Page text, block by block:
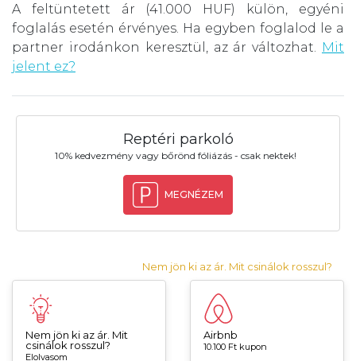
A feltüntetett ár (41.000 HUF) külön, egyéni
foglalás esetén érvényes. Ha egyben foglalod le a
partner irodánkon keresztül, az ár változhat. Mit
jelent ez?
Reptéri parkoló
10% kedvezmény vagy bőrönd fóliázás - csak nektek!
MEGNÉZEM
Nem jön ki az ár. Mit csinálok rosszul?
Nem jön ki az ár. Mit
csinálok rosszul?
Elolvasom
Airbnb
10.100 Ft kupon